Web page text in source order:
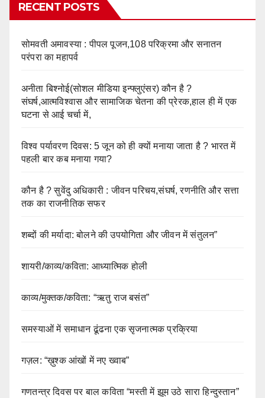
RECENT POSTS
सोमवती अमावस्या : पीपल पूजन,108 परिक्रमा और सनातन
परंपरा का महापर्व
अनीता बिश्नोई(सोशल मीडिया इन्फ्लुएंसर) कौन है ?
संघर्ष,आत्मविश्वास और सामाजिक चेतना की प्रेरक,हाल ही में एक
घटना से आई चर्चा में,
विश्व पर्यावरण दिवस: 5 जून को ही क्यों मनाया जाता है ? भारत में
पहली बार कब मनाया गया?
कौन है ? सुवेंदु अधिकारी : जीवन परिचय,संघर्ष, रणनीति और सत्ता
तक का राजनीतिक सफर
शब्दों की मर्यादा: बोलने की उपयोगिता और जीवन में संतुलन”
शायरी/काव्य/कविता: आध्यात्मिक होली
काव्य/मुक्तक/कविता: “ऋतु राज बसंत”
समस्याओं में समाधान ढूंढना एक सृजनात्मक प्रक्रिया
गज़ल: “ख़ुश्क आंखों में नए ख्वाब”
गणतन्त्र दिवस पर बाल कविता “मस्ती में झूम उठे सारा हिन्दुस्तान”